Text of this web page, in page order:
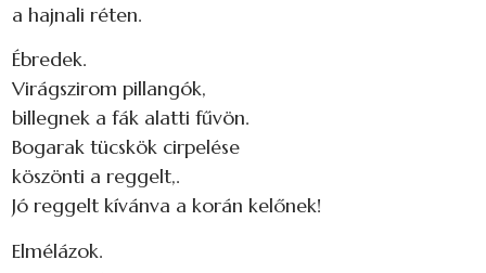
a hajnali réten.
Ébredek.
Virágszirom pillangók,
billegnek a fák alatti fűvön.
Bogarak tücskök cirpelése
köszönti a reggelt,.
Jó reggelt kívánva a korán kelőnek!
Elmélázok.